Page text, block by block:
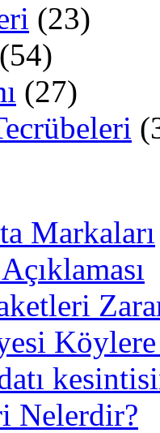
(23)
(54)
(27)
Markaları
Nelerdir?